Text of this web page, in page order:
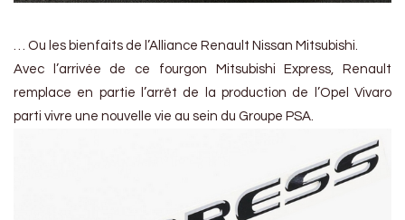
… Ou les bienfaits de l’Alliance Renault Nissan Mitsubishi.
Avec l’arrivée de ce fourgon Mitsubishi Express, Renault
remplace en partie l’arrêt de la production de l’Opel Vivaro
parti vivre une nouvelle vie au sein du Groupe PSA.